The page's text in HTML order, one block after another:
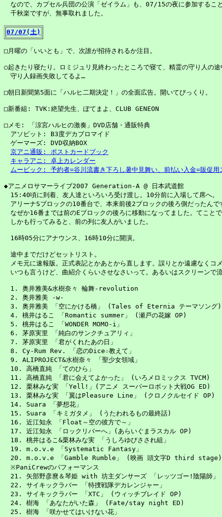
なので、カプセル兵団の公演「ゼイラム」も、07/15の夜に参加するこ
千秋楽ですが、無事取れました。
07/07(土)
□月曜の「いいとも」で、次誰が招待されるか注目。
○起きたり寝たり。ロミジュリ見終わったところで寝て、精霊の守り人の
守り人録画失敗してるよ…
□朝日新聞第5面に「ハルヒ二期決定！」の全面広告。開いてびっくり。
□新番組: TVK:絶望先生、ぽてまよ、CLUB GENEON
□メモ: 「涼宮ハルヒの激奏」DVD店舗・通販特典
アソビット: B3度デカブロマイド
ゲーマーズ: DVD収納BOX
京アニ通販: ポストカードブック
キャラアニ: 卓上カレンダー
ムービック: 予約者=谷川流書き下ろし暑中見舞い、前払い入金=販促用
◆アニメロサマーライブ2007 Generation-A @ 日本武道館
15:40頃に到着、友人達といろいろ受け渡し。10分前に入場して席へ。
アリーナSブロックの10番台で、本来前後2ブロックの後ろ側だったんで
なぜか16番までは前のEブロックの後ろに移動になってました。てこと
しかも行ってみると、前の列に友人がいました。
16時05分にアナウンス、16時10分に開演。
途中までだけどセットリスト。
メモ元に速報版。正式表記とかあとから直します。誤りとか遠慮なくコ
いつも言うけど、曲紹介くらいさせなさいって。あるいはスクリーンで
1. 奥井雅美&水樹奈々 輪舞-revolution
2. 奥井雅美 -w-
3. 奥井雅美 「空にかける橋」 (Tales of Eternia テーマソング)
4. 桃井はるこ 「Romantic summer」 (瀬戸の花嫁 OP)
5. 桃井はるこ 「WONDER MOMO-i」
6. 茅原実里 「純白のサンクチュアリィ」
7. 茅原実里 「君がくれたあの日」
8. Cy-Rum Rev. 「恋のDice☆教えて」
9. ALIPROJECT&水樹奈々 「聖少女領域」
10. 高橋直純 「てのひら」
11. 高橋直純 「君に会えてよかった」 (いろメロミックス TVCM)
12. 栗林みな実 「Yell!」(アニメ スーパーロボット大戦OG ED)
13. 栗林みな実 「翼はPleasure Line」 (クロノクルセイド OP)
14. Suara 「夢想花」
15. Suara 「キミガタメ」 (うたわれるもの最終話)
16. 近江知永 「Float～空の彼方で～」
17. 近江知永 「ロックリバーへ」(あらいぐまラスカル OP)
18. 桃井はるこ&栗林みな実 「うしろゆびさされ組」
19. m.o.v.e 「Systematic Fantasy」
20. m.o.v.e 「Gamble Rumble」 (映画 頭文字D third stage)
※PaniCrewのパフォーマンス
21. 矢部野彦麿＆琴姫 with 坊主ダンサーズ 「レッツゴー!陰陽師」
22. サイキックラバー 「特捜戦隊デカレンジャー」
23. サイキックラバー 「XTC」 (ウィッチブレイド OP)
24. 樹海 「あなたがいた森」 (Fate/stay night ED)
25. 樹海 「咲かせてはいけない花」